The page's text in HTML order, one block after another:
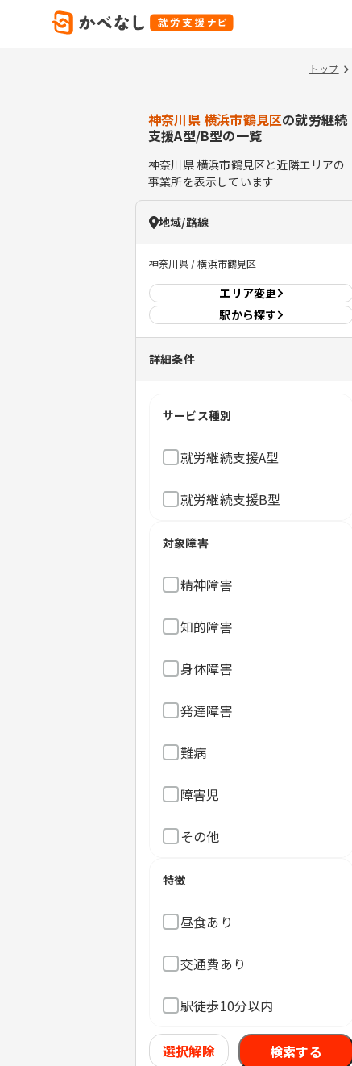
トップ
神奈川県 横浜市鶴見区の就労継続
支援A型/B型の一覧
神奈川県横浜市鶴見区と近隣エリアの
事業所を表示しています
地域/路線
神奈川県 / 横浜市鶴見区
エリア変更
駅から探す
詳細条件
サービス種別
就労継続支援A型
就労継続支援B型
対象障害
精神障害
知的障害
身体障害
発達障害
難病
障害児
その他
特徴
昼食あり
交通費あり
駅徒歩10分以内
選択解除 検索する